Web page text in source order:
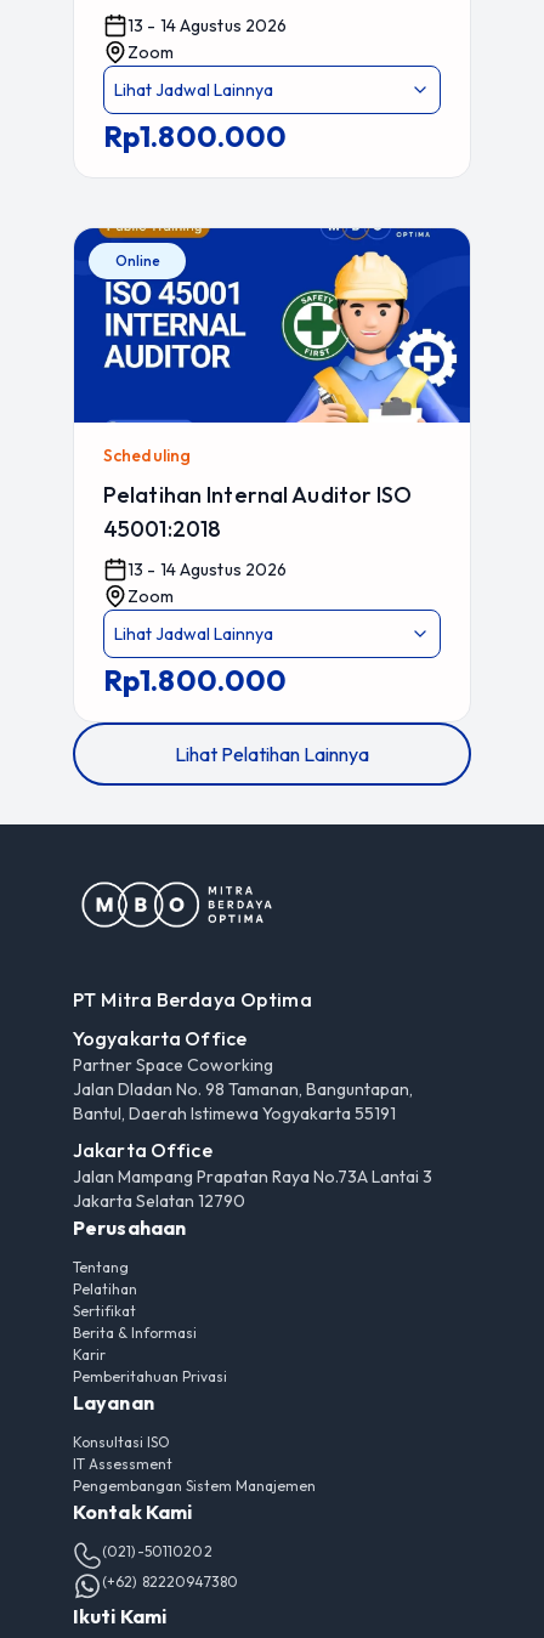
13 - 14 Agustus 2026
Zoom
Lihat Jadwal Lainnya
Rp1.800.000
Online
Scheduling
Pelatihan Internal Auditor ISO
45001:2018
13 - 14 Agustus 2026
Zoom
Lihat Jadwal Lainnya
Rp1.800.000
Lihat Pelatihan Lainnya
PT Mitra Berdaya Optima
Yogyakarta Office
Partner Space Coworking
Jalan Dladan No. 98 Tamanan, Banguntapan,
Bantul, Daerah Istimewa Yogyakarta 55191
Jakarta Office
Jalan Mampang Prapatan Raya No.73A Lantai 3
Jakarta Selatan 12790
Perusahaan
Tentang
Pelatihan
Sertifikat
Berita & Informasi
Karir
Pemberitahuan Privasi
Layanan
Konsultasi ISO
IT Assessment
Pengembangan Sistem Manajemen
Kontak Kami
(021)-50110202
(+62) 82220947380
Ikuti Kami